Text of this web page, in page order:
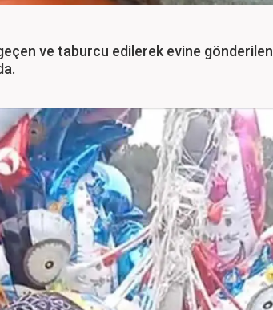
ve taburcu edilerek evine gönderilen